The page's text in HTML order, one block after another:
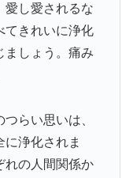
愛し愛されるな
てきれいに浄化
ましょう。痛み
らい思いは、
浄化されま
れの人間関係か